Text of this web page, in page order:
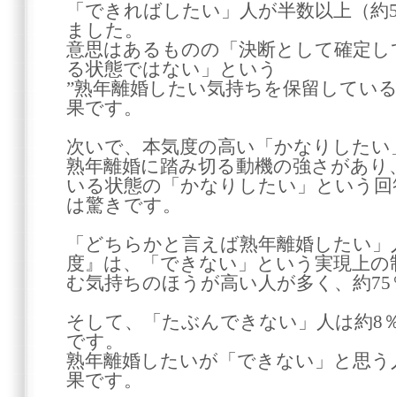
「できればしたい」人が半数以上（
ました。
意思はあるものの「決断として確定
る状態ではない」という
”熟年離婚したい気持ちを保留してい
果です。
次いで、本気度の高い「かなりした
熟年離婚に踏み切る動機の強さがあ
いる状態の「かなりしたい」という
は驚きです。
「どちらかと言えば熟年離婚したい
度』は、「できない」という実現上
む気持ちのほうが高い人が多く、約
そして、「たぶんできない」人は約8
です。
熟年離婚したいが「できない」と思
果です。